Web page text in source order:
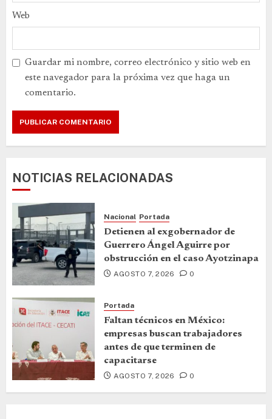
Web
Guardar mi nombre, correo electrónico y sitio web en
este navegador para la próxima vez que haga un
comentario.
NOTICIAS RELACIONADAS
Nacional Portada
Detienen al exgobernador de
Guerrero Ángel Aguirre por
obstrucción en el caso Ayotzinapa
AGOSTO 7, 2026 0
Portada
Faltan técnicos en México:
empresas buscan trabajadores
antes de que terminen de
capacitarse
AGOSTO 7, 2026 0